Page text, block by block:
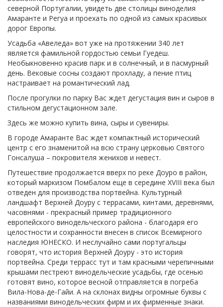
северной Португалии, увидеть две столицы виноделия
Амаранте и Регуа и проехать по одной из самых красивых
дорог Европы.
Усадьба «Авеледа» вот уже на протяжении 340 лет
является фамильной гордостью семьи Гуедеш.
Необыкновенно красив парк и в солнечный, и в пасмурный
день. Вековые сосны создают прохладу, а пение птиц
настраивает на романтический лад.
После прогулки по парку Вас ждет дегустация вин и сыров в
стильном дегустационном зале.
Здесь же можно купить вина, сыры и сувениры.
В городе Амаранте Вас ждет компактный исторический
центр с его знаменитой на всю страну церковью Святого
Гонсалуша – покровителя женихов и невест.
Путешествие продолжается вверх по реке Доуро в район,
который маркизом Помбалом еще в середине XVIII века был
отведен для производства портвейна. Культурный
ландшафт Верхней Доуру с террасами, кинтами, деревнями,
часовнями - прекрасный пример традиционного
европейского винодельческого района - благодаря его
целостности и сохранности внесен в список Всемирного
наследия ЮНЕСКО. И неслучайно сами португальцы
говорят, что история Верхней Доуру - это история
портвейна. Среди террасс тут и там красными черепичными
крышами пестреют винодельческие усадьбы, где осенью
готовят вино, которое весной отправляется в погреба
Вила-Нова-де-Гайи. А на склонах видны огромные буквы с
названиями винодельческих фирм и их фирменные знаки.